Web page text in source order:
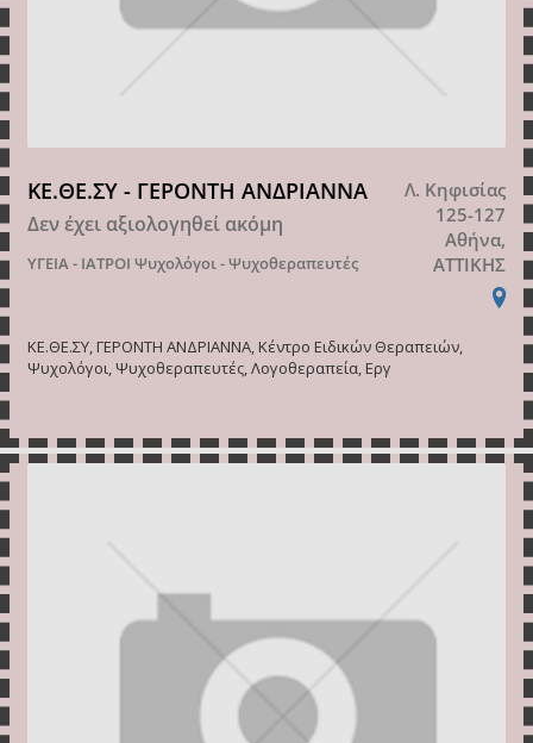
ΚΕ.ΘΕ.ΣΥ - ΓΕΡΟΝΤΗ ΑΝΔΡΙΑΝΝΑ
Δεν έχει αξιολογηθεί ακόμη
ΥΓΕΙΑ - ΙΑΤΡΟΙ Ψυχολόγοι - Ψυχοθεραπευτές
Λ. Κηφισίας
125-127
Αθήνα,
ΑΤΤΙΚΗΣ
ΚΕ.ΘΕ.ΣΥ, ΓΕΡΟΝΤΗ ΑΝΔΡΙΑΝΝΑ, Κέντρο Ειδικών Θεραπειών,
Ψυχολόγοι, Ψυχοθεραπευτές, Λογοθεραπεία, Εργ